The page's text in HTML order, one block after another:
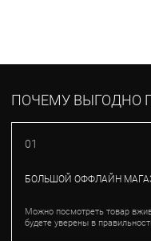
ПОЧЕМУ ВЫГОДНО
01
БОЛЬШОЙ ОФФЛАЙН
Можно посмотреть товар
будете уверены в